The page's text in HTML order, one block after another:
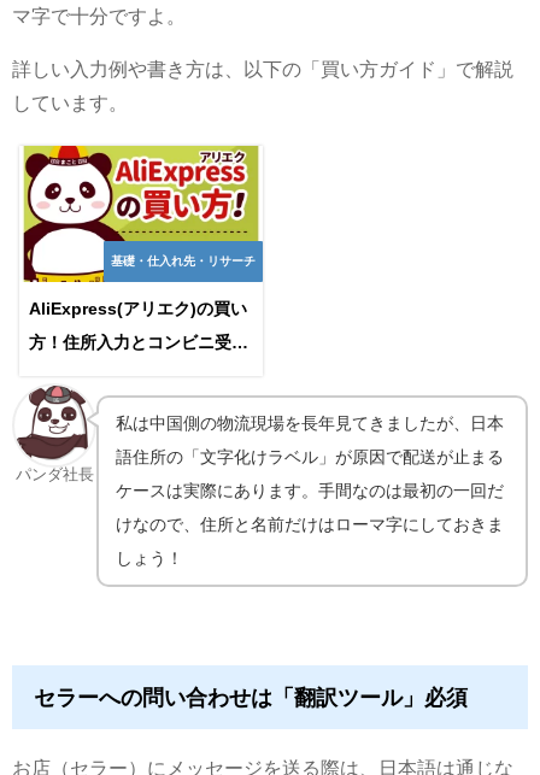
マ字で十分ですよ。
詳しい入力例や書き方は、以下の「買い方ガイド」で解説
しています。
基礎・仕入れ先・リサーチ
AliExpress(アリエク)の買い
方！住所入力とコンビニ受け
パンダ社長
私は中国側の物流現場を長年見てきましたが、日本
語住所の「文字化けラベル」が原因で配送が止まる
ケースは実際にあります。手間なのは最初の一回だ
けなので、住所と名前だけはローマ字にしておきま
しょう！
セラーへの問い合わせは「翻訳ツール」必須
お店（セラー）にメッセージを送る際は、日本語は通じな